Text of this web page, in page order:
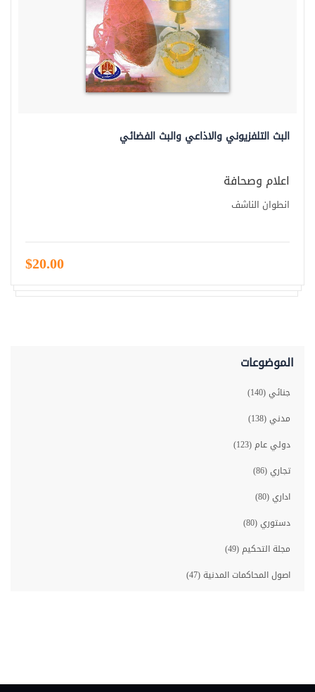
البث التلفزيوني والاذاعي والبث الفضائي
اعلام وصحافة
انطوان الناشف
$20.00
الموضوعات
جنائي (140)
مدني (138)
دولي عام (123)
تجاري (86)
اداري (80)
دستوري (80)
مجلة التحكيم (49)
اصول المحاكمات المدنية (47)